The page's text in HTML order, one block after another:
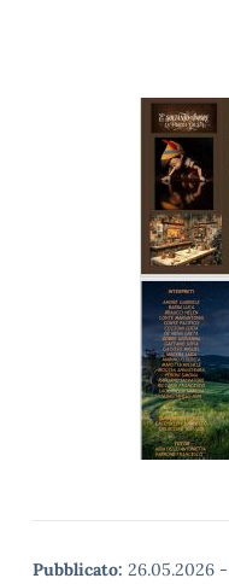
Pubblicato: 26.05.2026 -